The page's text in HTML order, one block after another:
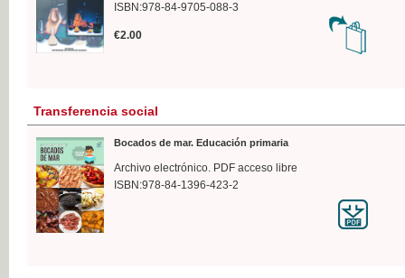
ISBN:978-84-9705-088-3
€2.00
Transferencia social
Bocados de mar. Educación primaria
Archivo electrónico. PDF acceso libre
ISBN:978-84-1396-423-2